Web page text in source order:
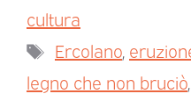
cultura
Ercolano,
legno che non bruciò,